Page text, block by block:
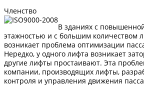
Членство
В зданиях с
этажностью и с большим количеством
возникает проблема оптимизации
Нередко, у одного лифта возникает
другие лифты простаивают. Эта
компании, производящих лифты,
контроля и управления движения